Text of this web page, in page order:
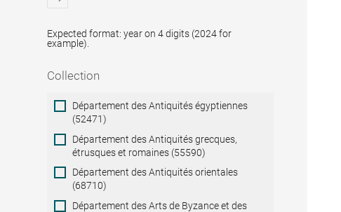
Expected format: year on 4 digits (2024 for
example).
Collection
Collection
Département des Antiquités égyptiennes
(52471)
Département des Antiquités grecques,
étrusques et romaines (55590)
Département des Antiquités orientales
(68710)
Département des Arts de Byzance et des